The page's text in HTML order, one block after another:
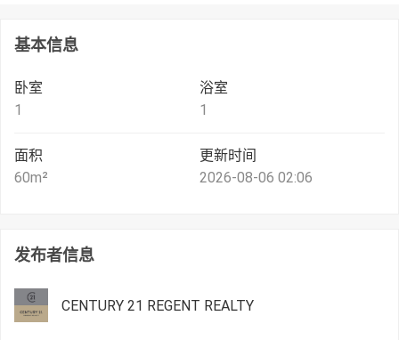
基本信息
卧室
1
浴室
1
面积
60m²
更新时间
2026-08-06 02:06
发布者信息
CENTURY 21 REGENT REALTY